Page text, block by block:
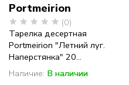
Portmeirion
(0)
Тарелка десертная
Portmeirion "Летний луг.
Наперстянка" 20...
Наличие: В наличии